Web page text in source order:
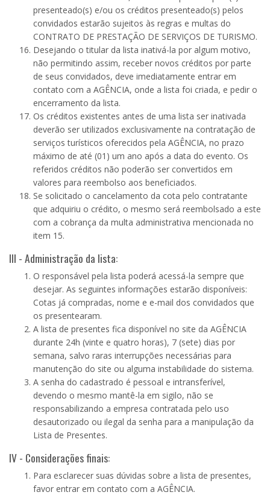
presenteado(s) e/ou os créditos presenteado(s) pelos
convidados estarão sujeitos às regras e multas do
CONTRATO DE PRESTAÇÃO DE SERVIÇOS DE TURISMO.
Desejando o titular da lista inativá-la por algum motivo,
não permitindo assim, receber novos créditos por parte
de seus convidados, deve imediatamente entrar em
contato com a AGÊNCIA, onde a lista foi criada, e pedir o
encerramento da lista.
Os créditos existentes antes de uma lista ser inativada
deverão ser utilizados exclusivamente na contratação de
serviços turísticos oferecidos pela AGÊNCIA, no prazo
máximo de até (01) um ano após a data do evento. Os
referidos créditos não poderão ser convertidos em
valores para reembolso aos beneficiados.
Se solicitado o cancelamento da cota pelo contratante
que adquiriu o crédito, o mesmo será reembolsado a este
com a cobrança da multa administrativa mencionada no
item 15.
III - Administração da lista:
O responsável pela lista poderá acessá-la sempre que
desejar. As seguintes informações estarão disponíveis:
Cotas já compradas, nome e e-mail dos convidados que
os presentearam.
A lista de presentes fica disponível no site da AGÊNCIA
durante 24h (vinte e quatro horas), 7 (sete) dias por
semana, salvo raras interrupções necessárias para
manutenção do site ou alguma instabilidade do sistema.
A senha do cadastrado é pessoal e intransferível,
devendo o mesmo mantê-la em sigilo, não se
responsabilizando a empresa contratada pelo uso
desautorizado ou ilegal da senha para a manipulação da
Lista de Presentes.
IV - Considerações finais:
Para esclarecer suas dúvidas sobre a lista de presentes,
favor entrar em contato com a AGÊNCIA.